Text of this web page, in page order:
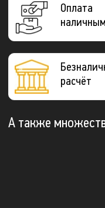
Оплата
расчёт
А также